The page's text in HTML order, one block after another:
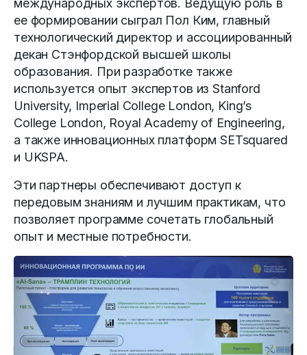
международных экспертов. Ведущую роль в
ее формировании сыграл Пол Ким, главный
технологический директор и ассоциированный
декан Стэнфордской высшей школы
образования. При разработке также
используется опыт экспертов из Stanford
University, Imperial College London, King’s
College London, Royal Academy of Engineering,
а также инновационных платформ SETsquared
и UKSPA.
Эти партнеры обеспечивают доступ к
передовым знаниям и лучшим практикам, что
позволяет программе сочетать глобальный
опыт и местные потребности.